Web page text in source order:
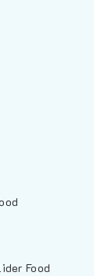
Food